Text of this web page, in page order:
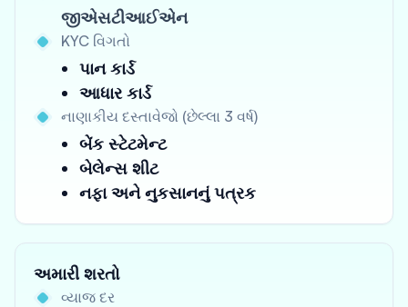
જીએસટીઆઈએન
KYC વિગતો
પાન કાર્ડ
આધાર કાર્ડ
નાણાકીય દસ્તાવેજો (છેલ્લા 3 વર્ષ)
બેંક સ્ટેટમેન્ટ
બેલેન્સ શીટ
નફા અને નુકસાનનું પત્રક
અમારી શરતો
વ્યાજ દર